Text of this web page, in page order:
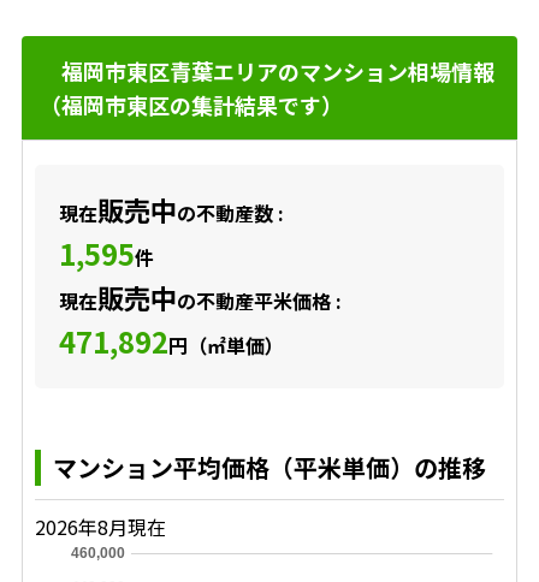
福岡市東区青葉エリアのマンション相場情報
（福岡市東区の集計結果です）
現在販売中の不動産数 :
1,595件
現在販売中の不動産平米価格 :
471,892円（㎡単価）
マンション平均価格（平米単価）の推移
2026年8月現在
460,000